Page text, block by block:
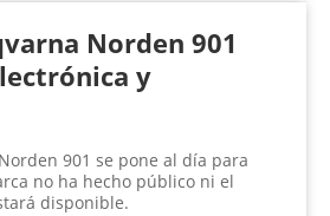
Norden 901
y
901 se pone al día para
no ha hecho público ni el
disponible.